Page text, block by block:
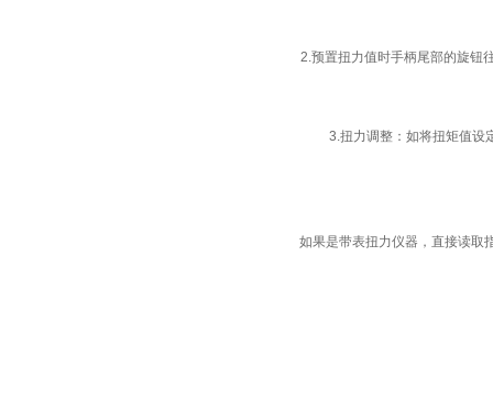
2. 预置扭力值时手柄尾部的旋钮
3. 扭力调整：如将扭矩值设
如果是带表扭力仪器，直接读取